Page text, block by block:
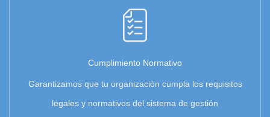
Cumplimiento Normativo
Garantizamos que tu organización cumpla los requisitos
legales y normativos del sistema de gestión